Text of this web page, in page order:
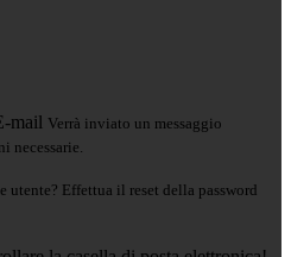
mail Verrà inviato un messaggio
necessarie.
utente? Effettua il reset della password